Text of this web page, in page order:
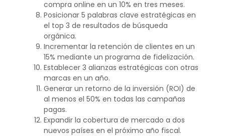
compra online en un 10% en tres meses.
Posicionar 5 palabras clave estratégicas en
el top 3 de resultados de búsqueda
orgánica.
Incrementar la retención de clientes en un
15% mediante un programa de fidelización.
Establecer 3 alianzas estratégicas con otras
marcas en un año.
Generar un retorno de la inversión (ROI) de
al menos el 50% en todas las campañas
pagas.
Expandir la cobertura de mercado a dos
nuevos países en el próximo año fiscal.